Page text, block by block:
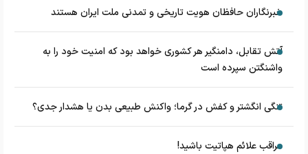
خبرنگاران حافظان هویت تاریخی و تمدنی ملت ایران هستند
آتش تقابل، دامنگیر هر کشوری خواهد بود که امنیت خود را به
واشنگتن سپرده است
تنگی انگشتر و کفش در گرما؛ واکنش طبیعی بدن یا هشدار جدی؟
مراقب علائم هپاتیت باشید!